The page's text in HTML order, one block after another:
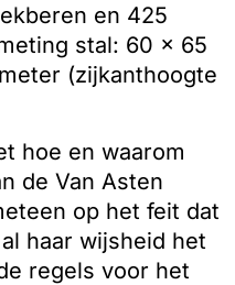
en 425
stal: 60 x 65
(zijkanthoogte
hoe en waarom
de Van Asten
op het feit dat
haar wijsheid het
regels voor het